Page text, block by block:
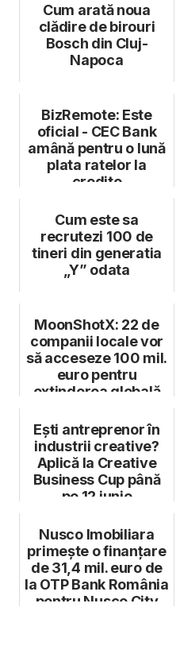
Cum arată noua
clădire de birouri
Bosch din Cluj-
Napoca
BizRemote: Este
oficial - CEC Bank
amână pentru o lună
plata ratelor la
credite
Cum este sa
recrutezi 100 de
tineri din generatia
„Y” odata
MoonShotX: 22 de
companii locale vor
să acceseze 100 mil.
euro pentru
extinderea globală
Ești antreprenor în
industrii creative?
Aplică la Creative
Business Cup până
pe 12 iunie
Nusco Imobiliara
primește o finanțare
de 31,4 mil. euro de
la OTP Bank România
pentru Nusco City